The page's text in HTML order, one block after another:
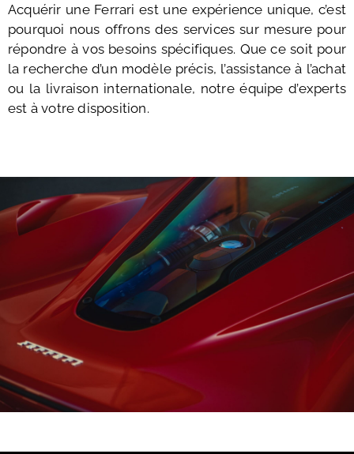
Acquérir une Ferrari est une expérience unique, c’est
pourquoi nous offrons des services sur mesure pour
répondre à vos besoins spécifiques. Que ce soit pour
la recherche d’un modèle précis, l’assistance à l’achat
ou la livraison internationale, notre équipe d’experts
est à votre disposition.